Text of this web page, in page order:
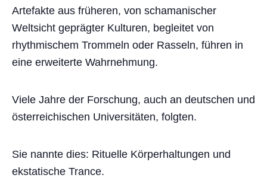
Artefakte aus früheren, von schamanischer
Weltsicht geprägter Kulturen, begleitet von
rhythmischem Trommeln oder Rasseln, führen in
eine erweiterte Wahrnehmung.
Viele Jahre der Forschung, auch an deutschen und
österreichischen Universitäten, folgten.
Sie nannte dies: Rituelle Körperhaltungen und
ekstatische Trance.